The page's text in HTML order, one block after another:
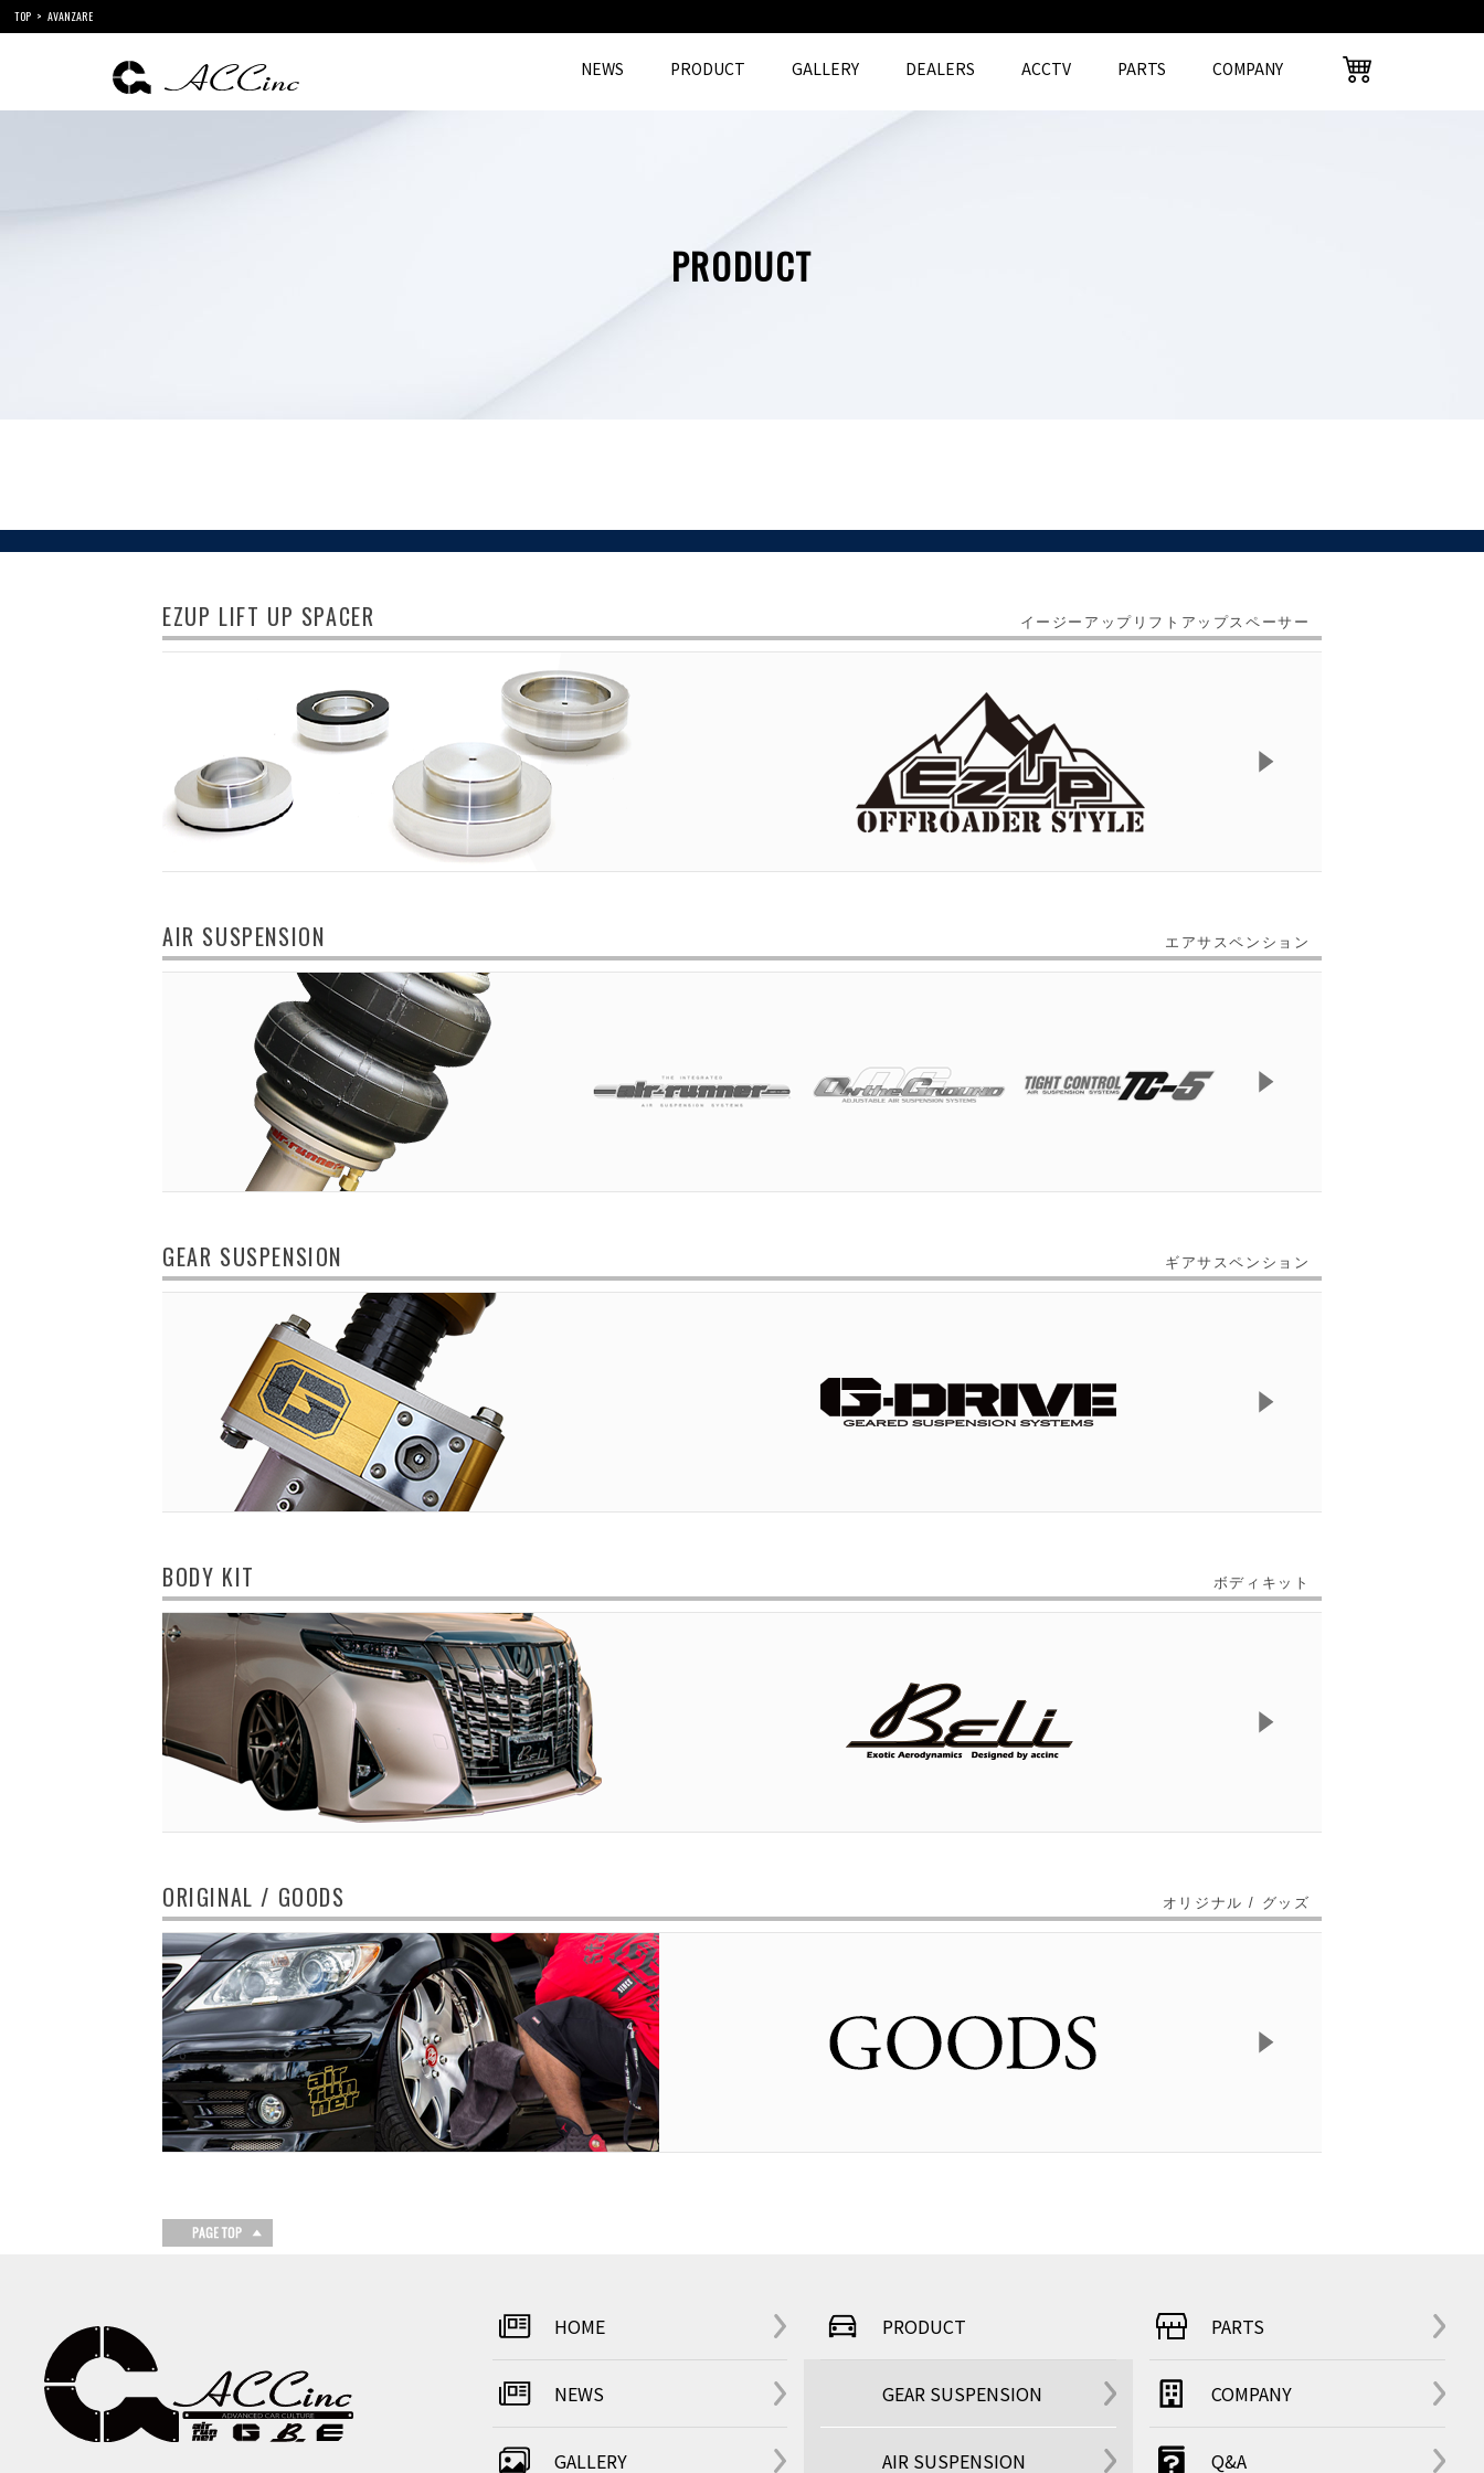
TOP AVANZARE
NEWS PRODUCT GALLERY DEALERS ACCTV PARTS COMPANY
PRODUCT
EZUP LIFT UP SPACER イージーアップリフトアップスペーサー
AIR SUSPENSION エアサスペンション
GEAR SUSPENSION ギアサスペンション
BODY KIT ボディキット
ORIGINAL / GOODS オリジナル / グッズ
HOME
NEWS
GALLERY
PRODUCT
GEAR SUSPENSION
AIR SUSPENSION
PARTS
COMPANY
Q&A